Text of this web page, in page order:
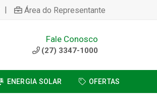
| Área do Representante
Fale Conosco
(27) 3347-1000
ENERGIA SOLAR OFERTAS